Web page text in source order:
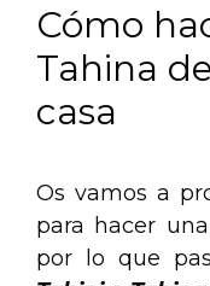
Cómo
Tahina
casa
Os vamos a
para hacer
por lo que